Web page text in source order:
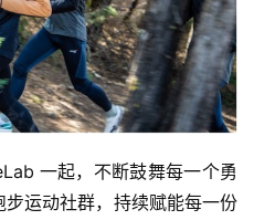
一起，不断鼓舞每一个勇
运动社群，持续赋能每一份